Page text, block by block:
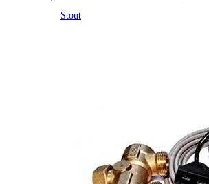
Stout